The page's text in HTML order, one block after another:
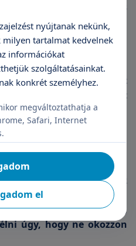
amely részletes
vizsgálatból,
vérvételből áll.
összefügg a szénhidrát
és eloszlásával, ezért
a tünetek is enyhülnek.
a diéta és a mozgás.
is indokolt lehet, erről
szabottan dönt.
hogy ha az
saját irányítása alá vonni
folyamatokat,
úgy, hogy ne okozzon
nyújtanak nekünk,
tartalmat kedvelnek
információkat
szolgáltatásainkat.
konkrét személyhez.
megváltoztathatja a
Safari, Internet
el